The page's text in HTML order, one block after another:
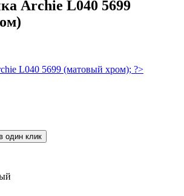
Archie L040 5699
один клик